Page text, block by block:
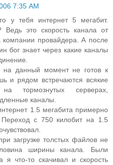
7:35 AM
у тебя интернет 5 мегабит.
Ведь это скорость канала от
компании провайдера. А после
бог знает через какие каналы
на данный момент не готов к
и рядом встречаются всякие
тормознутых серверах,
каналы.
1.5 мегабита примерно
с 750 килобит на 1.5
загрузке толстых файлов не
ширины канала. Были
я что-то скачивал и скорость